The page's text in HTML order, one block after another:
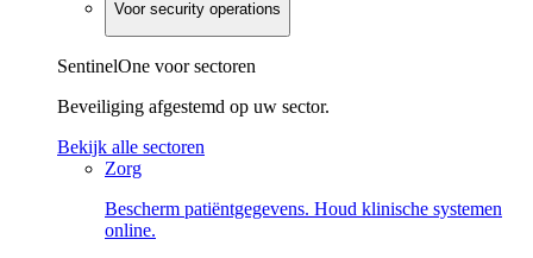
Voor security operations
SentinelOne voor sectoren
Beveiliging afgestemd op uw sector.
Bekijk alle sectoren
Zorg
Bescherm patiëntgegevens. Houd klinische systemen
online.